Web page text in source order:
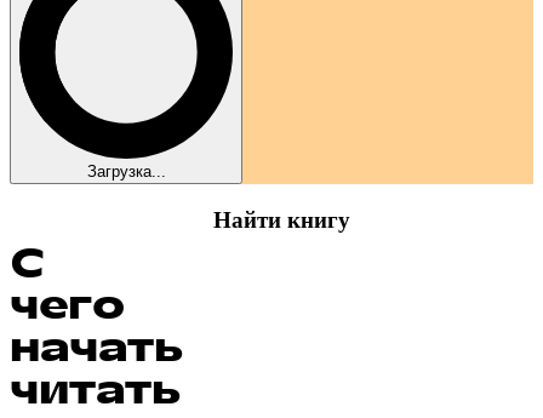
Загрузка...
С
чего
начать
читать
Найти книгу